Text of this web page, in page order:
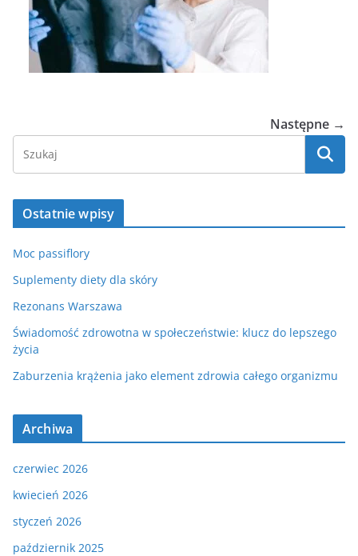
Następne →
Ostatnie wpisy
Moc passiflory
Suplementy diety dla skóry
Rezonans Warszawa
Świadomość zdrowotna w społeczeństwie: klucz do lepszego
życia
Zaburzenia krążenia jako element zdrowia całego organizmu
Archiwa
czerwiec 2026
kwiecień 2026
styczeń 2026
październik 2025